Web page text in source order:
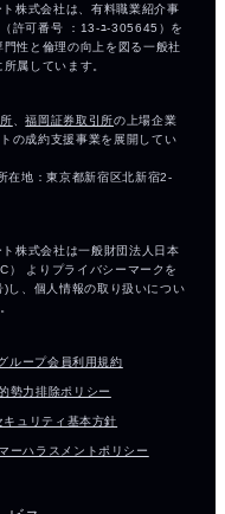
ループ会員利用規約
勢力排除ポリシー
キュリティ基本方針
ーハラスメントポリシー